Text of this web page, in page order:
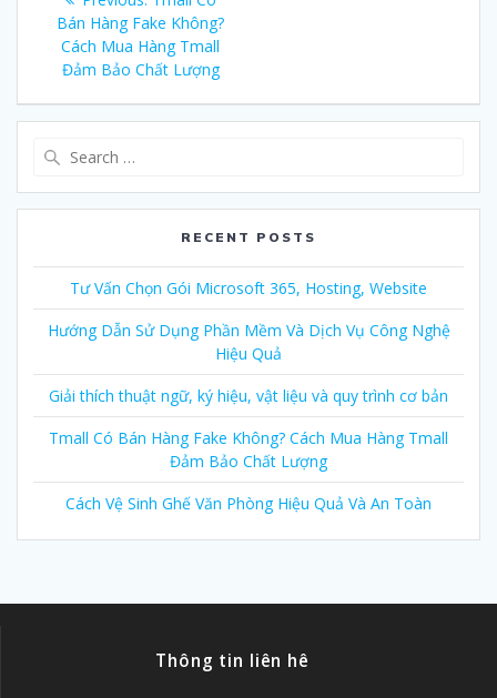
navigation
post:
Bán Hàng Fake Không?
Cách Mua Hàng Tmall
Đảm Bảo Chất Lượng
RECENT POSTS
Tư Vấn Chọn Gói Microsoft 365, Hosting, Website
Hướng Dẫn Sử Dụng Phần Mềm Và Dịch Vụ Công Nghệ
Hiệu Quả
Giải thích thuật ngữ, ký hiệu, vật liệu và quy trình cơ bản
Tmall Có Bán Hàng Fake Không? Cách Mua Hàng Tmall
Đảm Bảo Chất Lượng
Cách Vệ Sinh Ghế Văn Phòng Hiệu Quả Và An Toàn
Thông tin liên hê